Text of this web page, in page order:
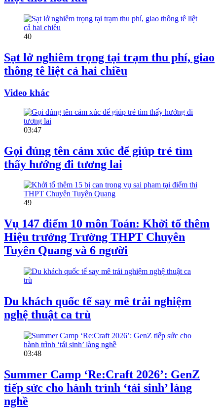
40
Sạt lở nghiêm trọng tại trạm thu phí, giao
thông tê liệt cả hai chiều
Video khác
03:47
Gọi đúng tên cảm xúc để giúp trẻ tìm
thấy hướng đi tương lai
49
Vụ 147 điểm 10 môn Toán: Khởi tố thêm
Hiệu trưởng Trường THPT Chuyên
Tuyên Quang và 6 người
Du khách quốc tế say mê trải nghiệm
nghệ thuật ca trù
03:48
Summer Camp ‘Re:Craft 2026’: GenZ
tiếp sức cho hành trình ‘tái sinh’ làng
nghề